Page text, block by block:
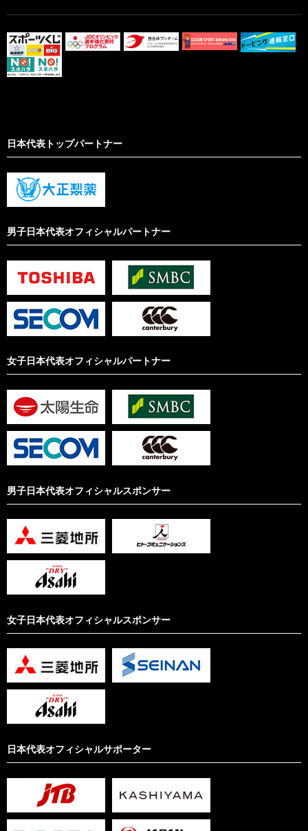
日本代表トップパートナー
男子日本代表オフィシャルパートナー
女子日本代表オフィシャルパートナー
男子日本代表オフィシャルスポンサー
女子日本代表オフィシャルスポンサー
日本代表オフィシャルサポーター